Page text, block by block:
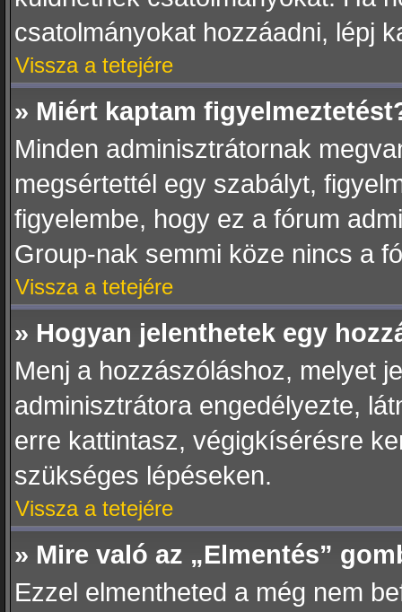
csatolmányokat hozzáadni, lépj
Vissza a tetejére
» Miért kaptam
Minden adminisztrátornak
megsértettél egy szabályt,
figyelembe, hogy ez a fórum
Group-nak semmi köze nincs a
Vissza a tetejére
» Hogyan jelenthetek egy
Menj a hozzászóláshoz, melyet
adminisztrátora engedélyezte,
erre kattintasz, végigkísérésre
szükséges lépéseken.
Vissza a tetejére
» Mire való az „Elmentés”
Ezzel elmentheted a még nem